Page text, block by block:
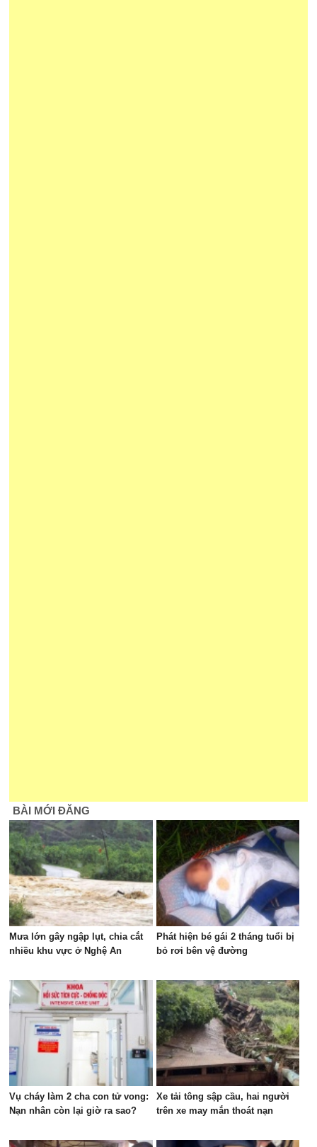
BÀI MỚI ĐĂNG
Mưa lớn gây ngập lụt, chia cắt
nhiều khu vực ở Nghệ An
Phát hiện bé gái 2 tháng tuổi bị
bỏ rơi bên vệ đường
Vụ cháy làm 2 cha con tử vong:
Nạn nhân còn lại giờ ra sao?
Xe tải tông sập cầu, hai người
trên xe may mắn thoát nạn